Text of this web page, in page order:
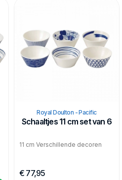
Royal Doulton - Pacific
Schaaltjes 11 cm set van 6
11 cm Verschillende decoren
€ 77,95